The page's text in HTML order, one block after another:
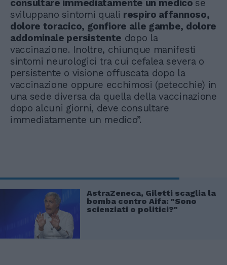
consultare immediatamente un medico se
sviluppano sintomi quali respiro affannoso,
dolore toracico, gonfiore alle gambe, dolore
addominale persistente dopo la
vaccinazione. Inoltre, chiunque manifesti
sintomi neurologici tra cui cefalea severa o
persistente o visione offuscata dopo la
vaccinazione oppure ecchimosi (petecchie) in
una sede diversa da quella della vaccinazione
dopo alcuni giorni, deve consultare
immediatamente un medico”.
AstraZeneca, Giletti scaglia la
bomba contro Aifa: "Sono
scienziati o politici?"